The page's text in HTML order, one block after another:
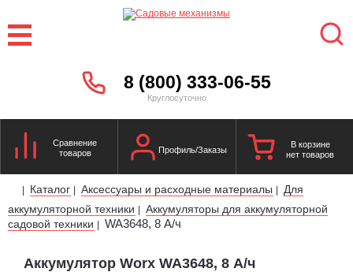
8 (800) 333-06-55
Круглосуточно
Сравнение
товаров
Профиль/Заказы
В корзине
нет товаров
| Каталог | Аксессуары и расходные материалы |
Для
аккумуляторной техники | Аккумуляторы для аккумуляторной
садовой техники | WA3648, 8 А/ч
Аккумулятор Worx WA3648, 8 А/ч